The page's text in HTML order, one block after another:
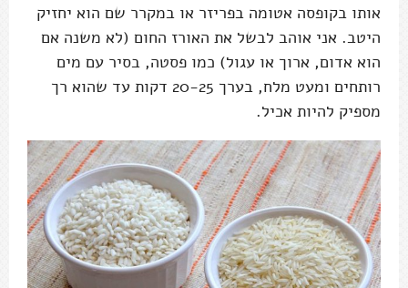
אותו בקופסה אטומה בפריזר או במקרר שם הוא יחזיק
היטב. אני אוהב לבשל את האורז החום (לא משנה אם
הוא אדום, ארוך או עגול) כמו פסטה, בסיר עם מים
רותחים ומעט מלח, בערך 20-25 דקות עד שהוא רך
מספיק להיות אכיל.